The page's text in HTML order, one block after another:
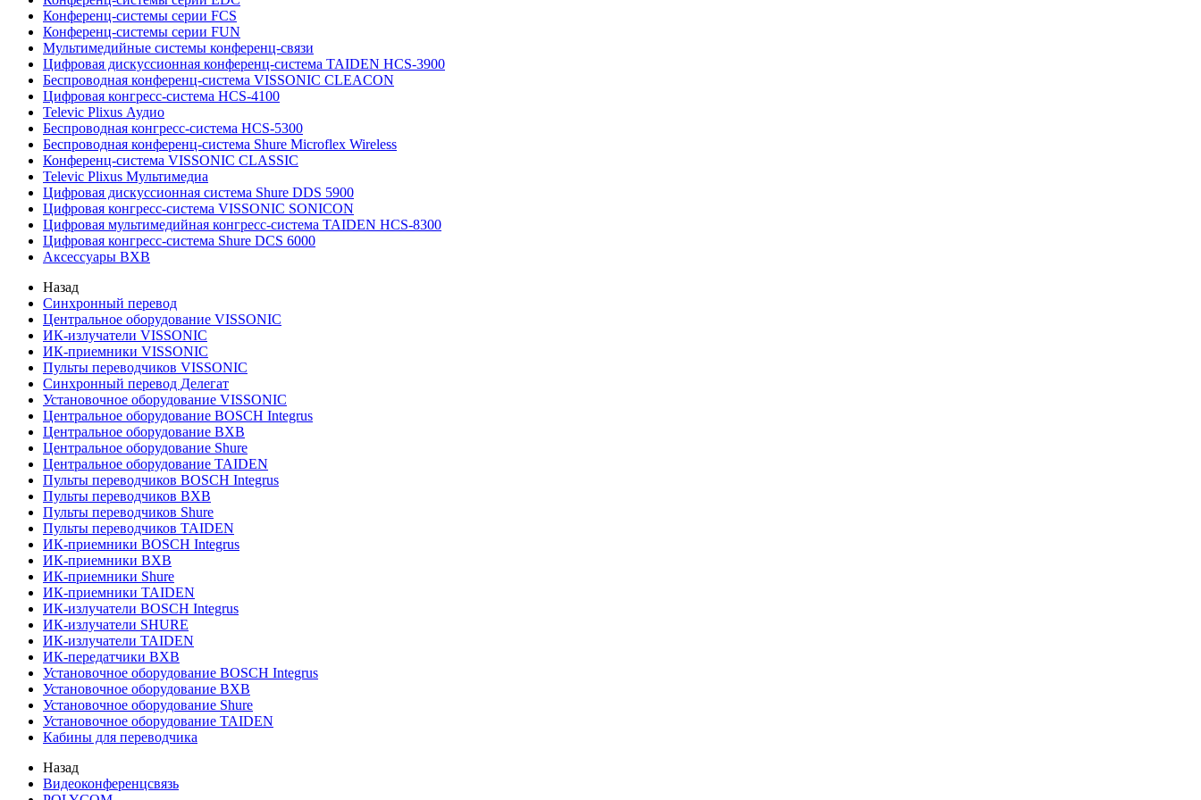
Конференц-системы серии FCS
Конференц-системы серии FUN
Мультимедийные системы конференц-связи
Цифровая дискуссионная конференц-система TAIDEN HCS-3900
Беспроводная конференц-система VISSONIC CLEACON
Цифровая конгресс-система HCS-4100
Televic Plixus Аудио
Беспроводная конгресс-система HCS-5300
Беспроводная конференц-система Shure Microflex Wireless
Конференц-система VISSONIC CLASSIC
Televic Plixus Мультимедиа
Цифровая дискуссионная система Shure DDS 5900
Цифровая конгресс-система VISSONIC SONICON
Цифровая мультимедийная конгресс-система TAIDEN HCS-8300
Цифровая конгресс-система Shure DCS 6000
Аксессуары BXB
Назад
Синхронный перевод
Центральное оборудование VISSONIC
ИК-излучатели VISSONIC
ИК-приемники VISSONIC
Пульты переводчиков VISSONIC
Синхронный перевод Делегат
Установочное оборудование VISSONIC
Центральное оборудование BOSCH Integrus
Центральное оборудование BXB
Центральное оборудование Shure
Центральное оборудование TAIDEN
Пульты переводчиков BOSCH Integrus
Пульты переводчиков BXB
Пульты переводчиков Shure
Пульты переводчиков TAIDEN
ИК-приемники BOSCH Integrus
ИК-приемники BXB
ИК-приемники Shure
ИК-приемники TAIDEN
ИК-излучатели BOSCH Integrus
ИК-излучатели SHURE
ИК-излучатели TAIDEN
ИК-передатчики BXB
Установочное оборудование BOSCH Integrus
Установочное оборудование BXB
Установочное оборудование Shure
Установочное оборудование TAIDEN
Кабины для переводчика
Назад
Видеоконференцсвязь